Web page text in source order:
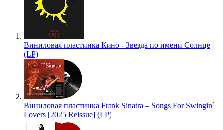
Виниловая пластинка Кино - Звезда по имени Солнце
(LP)
Виниловая пластинка Frank Sinatra – Songs For Swingin`
Lovers [2025 Reissue] (LP)